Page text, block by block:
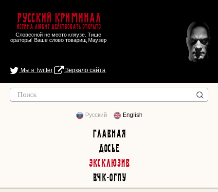
Русский Криминал
Истина любит действовать открыто
Словесной не место кляузе. Тише
ораторы! Ваше слово товарищ Маузер
Мы в Twitter Зеркало сайта
Русский English
Главная
Досье
Эксклюзив
ВЧК-ОГПУ